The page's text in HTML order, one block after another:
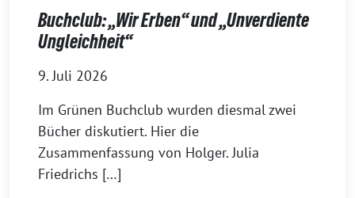
Buchclub: „Wir Erben“ und „Unverdiente
Ungleichheit“
9. Juli 2026
Im Grünen Buchclub wurden diesmal zwei
Bücher diskutiert. Hier die
Zusammenfassung von Holger. Julia
Friedrichs […]